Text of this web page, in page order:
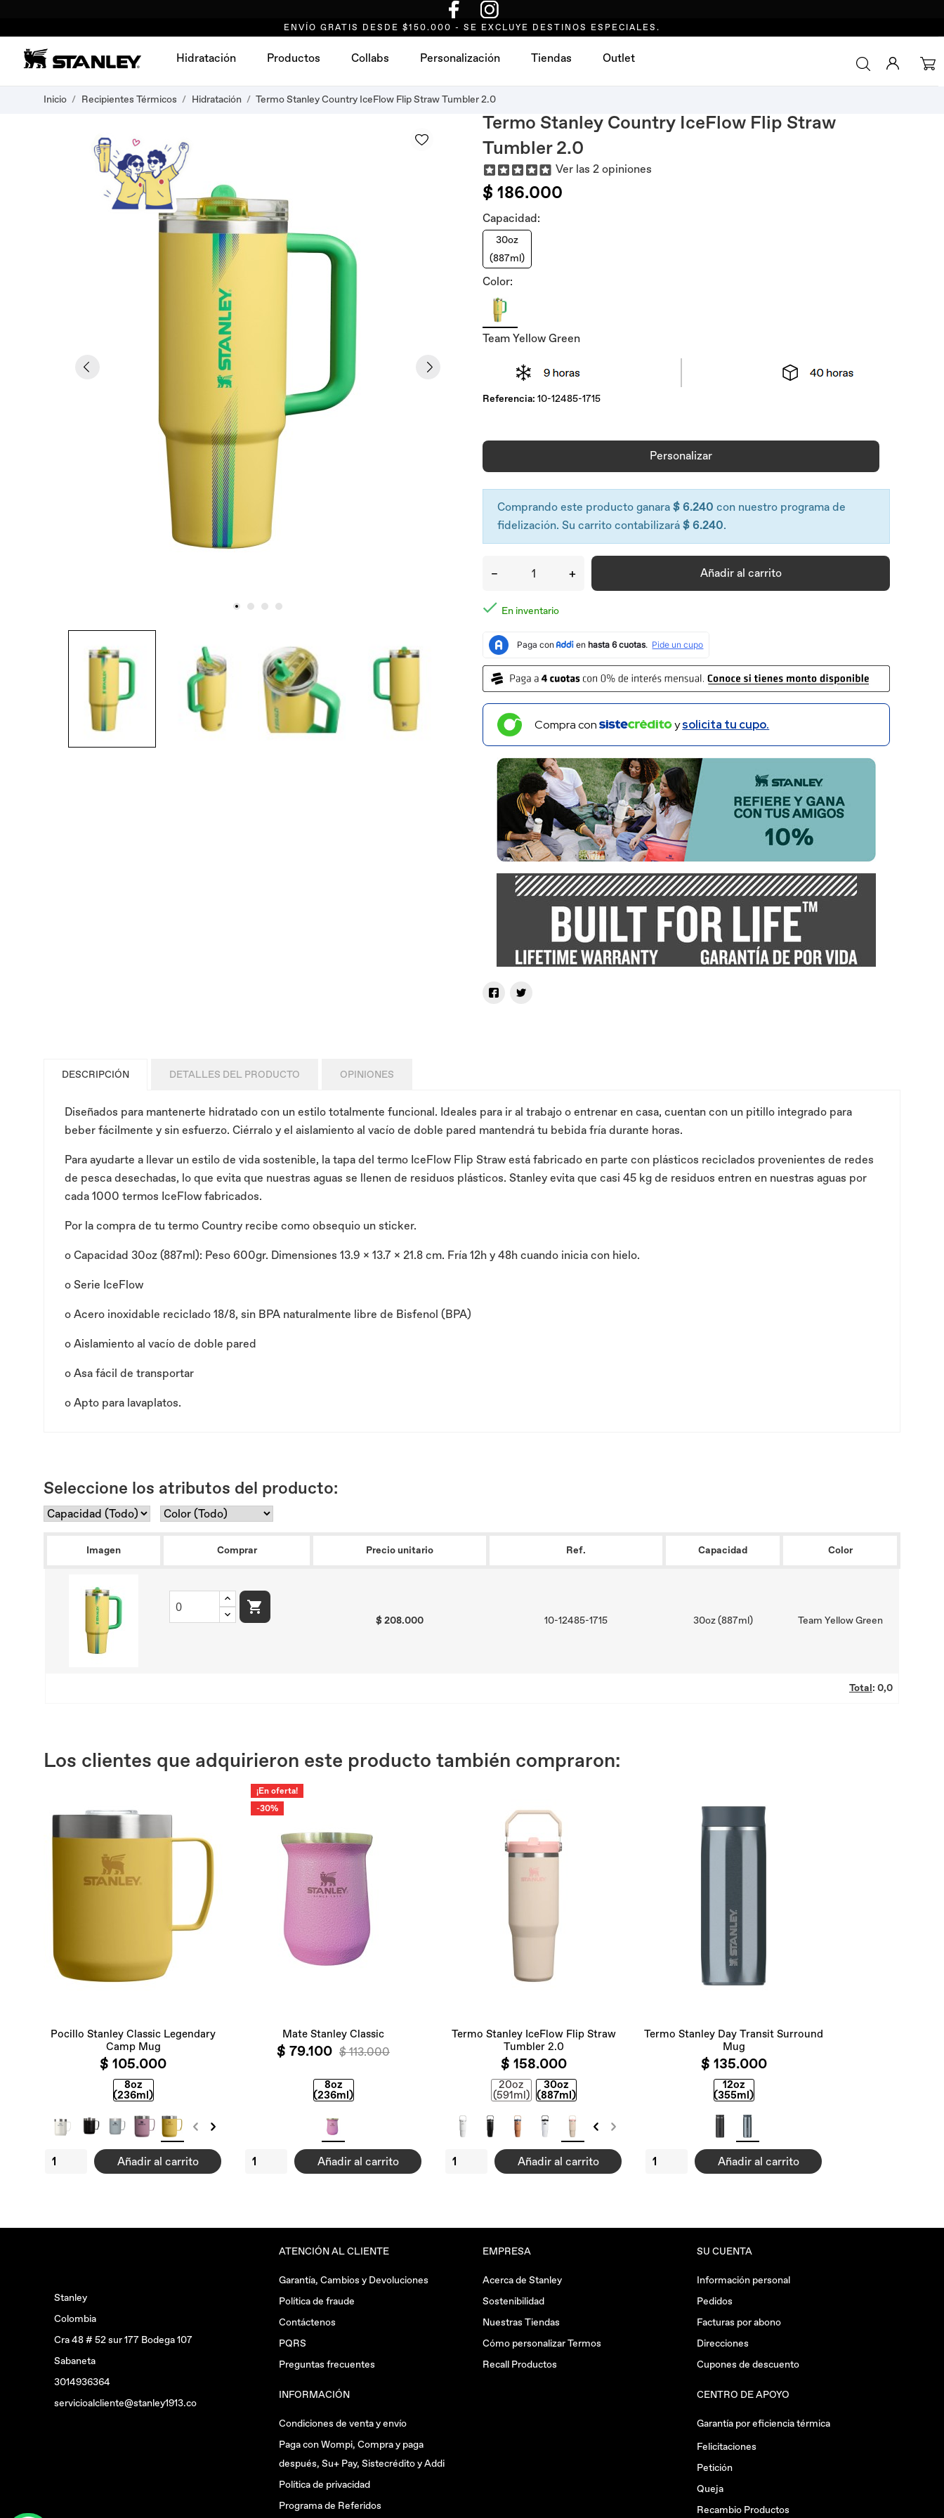
ENVÍO GRATIS DESDE $150.000 - SE EXCLUYE DESTINOS ESPECIALES.
Hidratación Productos Collabs Personalización Tiendas Outlet
Inicio Recipientes Térmicos Hidratación Termo Stanley Country IceFlow Flip Straw Tumbler 2.0
Termo Stanley Country IceFlow Flip Straw
Tumbler 2.0
Ver las 2 opiniones
$ 186.000
Capacidad:
30oz
(887ml)
Color:
Team Yellow Green
Referencia: 10-12485-1715
Personalizar
Comprando este producto ganara $ 6.240 con nuestro programa de
fidelización. Su carrito contabilizará $ 6.240.
– + Añadir al carrito
 En inventario
Compra con ysolicita tu cupo.
DESCRIPCIÓN DETALLES DEL PRODUCTO OPINIONES
Diseñados para mantenerte hidratado con un estilo totalmente funcional. Ideales para ir al trabajo o entrenar en casa, cuentan con un pitillo integrado para
beber fácilmente y sin esfuerzo. Ciérralo y el aislamiento al vacío de doble pared mantendrá tu bebida fría durante horas.
Para ayudarte a llevar un estilo de vida sostenible, la tapa del termo IceFlow Flip Straw está fabricado en parte con plásticos reciclados provenientes de redes
de pesca desechadas, lo que evita que nuestras aguas se llenen de residuos plásticos. Stanley evita que casi 45 kg de residuos entren en nuestras aguas por
cada 1000 termos IceFlow fabricados.
Por la compra de tu termo Country recibe como obsequio un sticker.
o Capacidad 30oz (887ml): Peso 600gr. Dimensiones 13.9 x 13.7 x 21.8 cm. Fría 12h y 48h cuando inicia con hielo.
o Serie IceFlow
o Acero inoxidable reciclado 18/8, sin BPA naturalmente libre de Bisfenol (BPA)
o Aislamiento al vacío de doble pared
o Asa fácil de transportar
o Apto para lavaplatos.
Seleccione los atributos del producto:
Imagen Comprar Precio unitario Ref. Capacidad Color

$ 208.000 10-12485-1715 30oz (887ml) Team Yellow Green
Total: 0,0
Los clientes que adquirieron este producto también compraron:
Pocillo Stanley Classic Legendary
Camp Mug
$ 105.000
8oz
(236ml)
Añadir al carrito
¡En oferta!
-30%
Mate Stanley Classic
$ 79.100 $ 113.000
8oz
(236ml)
Añadir al carrito
Termo Stanley IceFlow Flip Straw
Tumbler 2.0
$ 158.000
20oz
(591ml)
30oz
(887ml)
Añadir al carrito
Termo Stanley Day Transit Surround
Mug
$ 135.000
12oz
(355ml)
Añadir al carrito
Stanley
Colombia
Cra 48 # 52 sur 177 Bodega 107
Sabaneta
3014936364
servicioalcliente@stanley1913.co
ATENCIÓN AL CLIENTE
Garantía, Cambios y Devoluciones
Política de fraude
Contáctenos
PQRS
Preguntas frecuentes
EMPRESA
Acerca de Stanley
Sostenibilidad
Nuestras Tiendas
Cómo personalizar Termos
Recall Productos
INFORMACIÓN
Condiciones de venta y envío
Paga con Wompi, Compra y paga
después, Su+ Pay, Sistecrédito y Addi
Política de privacidad
Programa de Referidos
SU CUENTA
Información personal
Pedidos
Facturas por abono
Direcciones
Cupones de descuento
CENTRO DE APOYO
Garantía por eficiencia térmica
Felicitaciones
Petición
Queja
Recambio Productos